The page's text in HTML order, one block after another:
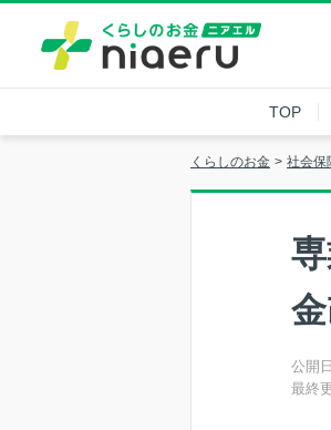
TOP
くらしのお金 社会保
公開
最終